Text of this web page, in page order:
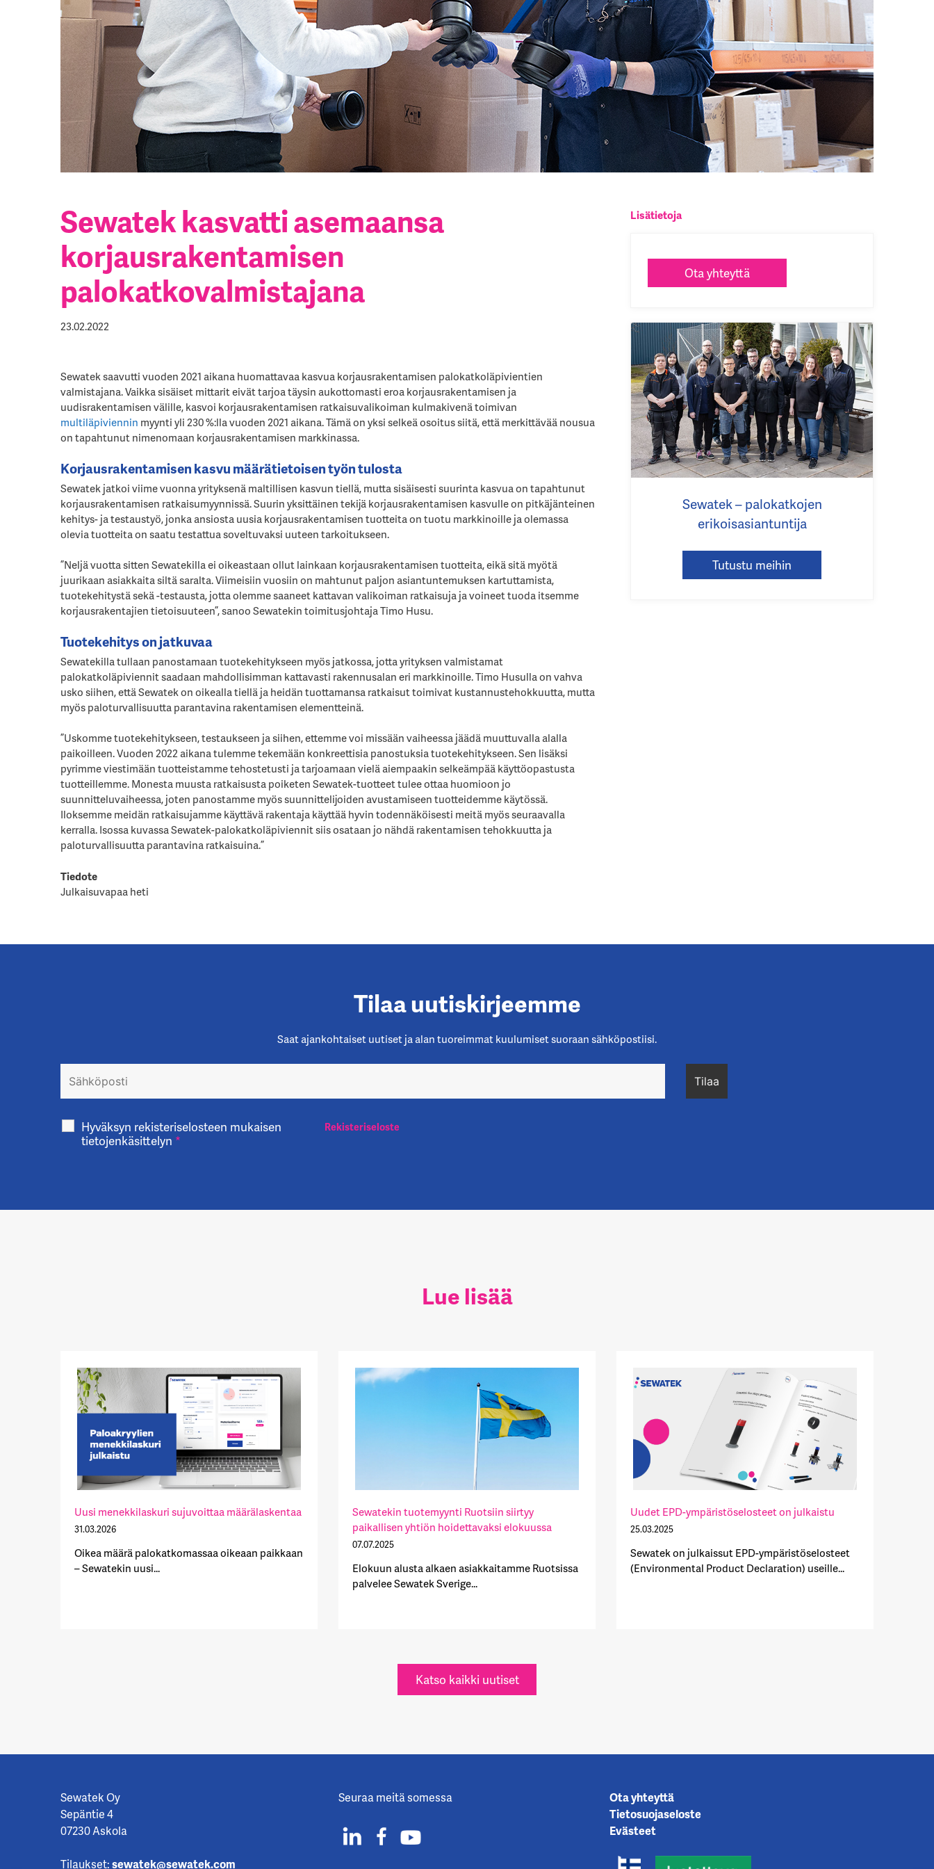
PIKALINKIT TUOTTEISIIN
TUOTEVALITSIN
PALOAKRYYLIEN
MENEKKILASKURI
– Cadmatic (CADS)
– MagiCAD
– Revit
Rakennesuunnittelu
Tekla Structures
– Sewatek Connector
– Sewatek Components
Sewatek kasvatti asemaansa
korjausrakentamisen
palokatkovalmistajana
23.02.2022
Sewatek saavutti vuoden 2021 aikana huomattavaa kasvua korjausrakentamisen palokatkoläpivientien
valmistajana. Vaikka sisäiset mittarit eivät tarjoa täysin aukottomasti eroa korjausrakentamisen ja
uudisrakentamisen välille, kasvoi korjausrakentamisen ratkaisuvalikoiman kulmakivenä toimivan
multiläpiviennin myynti yli 230 %:lla vuoden 2021 aikana. Tämä on yksi selkeä osoitus siitä, että merkittävää nousua
on tapahtunut nimenomaan korjausrakentamisen markkinassa.
Korjausrakentamisen kasvu määrätietoisen työn tulosta
Sewatek jatkoi viime vuonna yrityksenä maltillisen kasvun tiellä, mutta sisäisesti suurinta kasvua on tapahtunut
korjausrakentamisen ratkaisumyynnissä. Suurin yksittäinen tekijä korjausrakentamisen kasvulle on pitkäjänteinen
kehitys- ja testaustyö, jonka ansiosta uusia korjausrakentamisen tuotteita on tuotu markkinoille ja olemassa
olevia tuotteita on saatu testattua soveltuvaksi uuteen tarkoitukseen.
”Neljä vuotta sitten Sewatekilla ei oikeastaan ollut lainkaan korjausrakentamisen tuotteita, eikä sitä myötä
juurikaan asiakkaita siltä saralta. Viimeisiin vuosiin on mahtunut paljon asiantuntemuksen kartuttamista,
tuotekehitystä sekä -testausta, jotta olemme saaneet kattavan valikoiman ratkaisuja ja voineet tuoda itsemme
korjausrakentajien tietoisuuteen”, sanoo Sewatekin toimitusjohtaja Timo Husu.
Tuotekehitys on jatkuvaa
Sewatekilla tullaan panostamaan tuotekehitykseen myös jatkossa, jotta yrityksen valmistamat
palokatkoläpiviennit saadaan mahdollisimman kattavasti rakennusalan eri markkinoille. Timo Husulla on vahva
usko siihen, että Sewatek on oikealla tiellä ja heidän tuottamansa ratkaisut toimivat kustannustehokkuutta, mutta
myös paloturvallisuutta parantavina rakentamisen elementteinä.
”Uskomme tuotekehitykseen, testaukseen ja siihen, ettemme voi missään vaiheessa jäädä muuttuvalla alalla
paikoilleen. Vuoden 2022 aikana tulemme tekemään konkreettisia panostuksia tuotekehitykseen. Sen lisäksi
pyrimme viestimään tuotteistamme tehostetusti ja tarjoamaan vielä aiempaakin selkeämpää käyttöopastusta
tuotteillemme. Monesta muusta ratkaisusta poiketen Sewatek-tuotteet tulee ottaa huomioon jo
suunnitteluvaiheessa, joten panostamme myös suunnittelijoiden avustamiseen tuotteidemme käytössä.
Iloksemme meidän ratkaisujamme käyttävä rakentaja käyttää hyvin todennäköisesti meitä myös seuraavalla
kerralla. Isossa kuvassa Sewatek-palokatkoläpiviennit siis osataan jo nähdä rakentamisen tehokkuutta ja
paloturvallisuutta parantavina ratkaisuina.”
Tiedote
Julkaisuvapaa heti
Lisätietoja
Ota yhteyttä
Sewatek – palokatkojen
erikoisasiantuntija
Tutustu meihin
Tilaa uutiskirjeemme
Saat ajankohtaiset uutiset ja alan tuoreimmat kuulumiset suoraan sähköpostiisi.
Hyväksyn rekisteriselosteen mukaisen
tietojenkäsittelyn *
Rekisteriseloste
Lue lisää
Uusi menekkilaskuri sujuvoittaa määrälaskentaa
31.03.2026
Oikea määrä palokatkomassaa oikeaan paikkaan
– Sewatekin uusi...
Sewatekin tuotemyynti Ruotsiin siirtyy
paikallisen yhtiön hoidettavaksi elokuussa
07.07.2025
Elokuun alusta alkaen asiakkaitamme Ruotsissa
palvelee Sewatek Sverige...
Uudet EPD-ympäristöselosteet on julkaistu
25.03.2025
Sewatek on julkaissut EPD-ympäristöselosteet
(Environmental Product Declaration) useille...
Katso kaikki uutiset
Sewatek Oy
Sepäntie 4
07230 Askola
Tilaukset:sewatek@sewatek.com
Seuraa meitä somessa
Ota yhteyttä
Tietosuojaseloste
Evästeet